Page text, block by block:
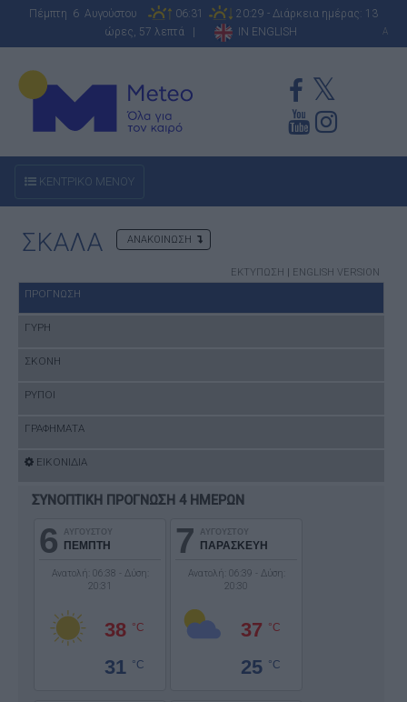
Πέμπτη 6 Αυγούστου 06:31
20:29 - Διάρκεια ημέρας: 13
ώρες, 57 λεπτά |
IN ENGLISH A
ΚΕΝΤΡΙΚΟ ΜΕΝΟΥ
ΣΚΑΛΑ ΑΝΑΚΟΙΝΩΣΗ
ΕΚΤΥΠΩΣΗ | ENGLISH VERSION
ΠΡΟΓΝΩΣΗ
ΓΥΡΗ
ΣΚΟΝΗ
ΡΥΠΟΙ
ΓΡΑΦΗΜΑΤΑ
ΕΙΚΟΝΙΔΙΑ
ΣΥΝΟΠΤΙΚΗ ΠΡΟΓΝΩΣΗ 4 ΗΜΕΡΩΝ
6 ΑΥΓΟΥΣΤΟΥ
ΠΕΜΠΤΗ
Ανατολή: 06:38 - Δύση:
20:31
38 °C
31 °C
7 ΑΥΓΟΥΣΤΟΥ
ΠΑΡΑΣΚΕΥΗ
Ανατολή: 06:39 - Δύση:
20:30
37 °C
25 °C